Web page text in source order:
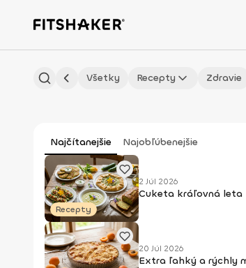
Všetky Recepty Zdravie
Najčítanejšie Najobľúbenejšie
Recepty
2 Júl 2026
Cuketa kráľovná leta
20 Júl 2026
Extra ľahký a rýchly